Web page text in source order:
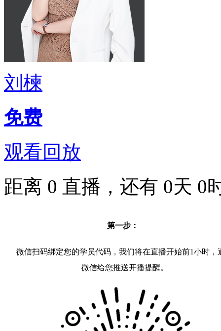
刘楝
免费
观看回放
距离 0 直播，还有 0天 0
第一步：
微信扫码绑定您的学员代码，我们将在直播开始前1小时，
微信给您推送开播提醒。